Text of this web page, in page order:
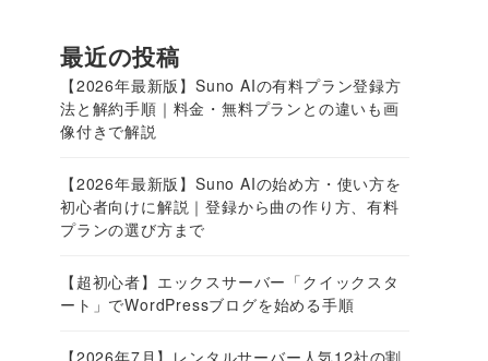
最近の投稿
【2026年最新版】Suno AIの有料プラン登録方
法と解約手順｜料金・無料プランとの違いも画
像付きで解説
【2026年最新版】Suno AIの始め方・使い方を
初心者向けに解説｜登録から曲の作り方、有料
プランの選び方まで
【超初心者】エックスサーバー「クイックスタ
ート」でWordPressブログを始める手順
【2026年7月】レンタルサーバー人気12社の割